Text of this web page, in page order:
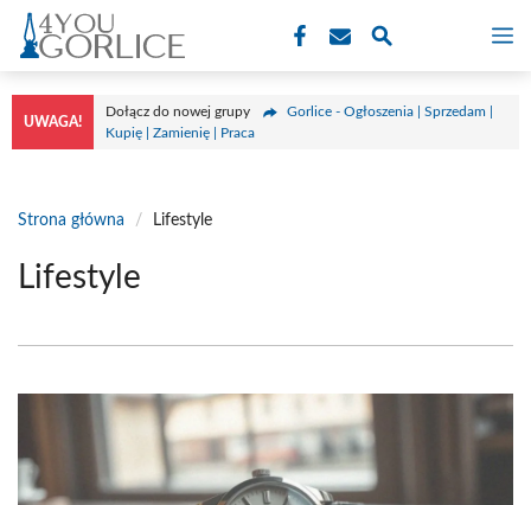
Przejdź
treści
UWAGA!
Dołącz do nowej grupy
Gorlice - Ogłoszenia | Sprzedam |
Kupię | Zamienię | Praca
Strona główna / Lifestyle
Lifestyle